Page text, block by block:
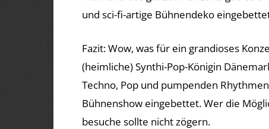
und sci-fi-artige Bühnendeko
Fazit: Wow, was für ein grandioses
(heimliche) Synthi-Pop-Königin
Techno, Pop und pumpenden
Bühnenshow eingebettet. Wer die
besuche sollte nicht zögern.